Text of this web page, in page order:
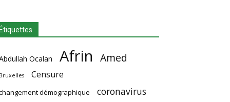
Ocalan Afrin Amed
Censure
démographique coronavirus